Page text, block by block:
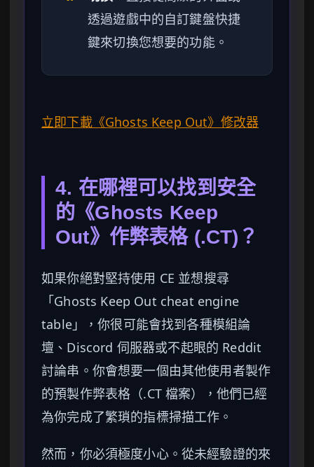
透過遊戲中的自訂鍵盤快捷
鍵來切換您想要的功能。
立即下載《Ghosts Keep Out》修改器
4. 在哪裡可以找到安全
的《Ghosts Keep
Out》作弊表格 (.CT)？
如果你絕對堅持使用 CE 並想搜尋
「Ghosts Keep Out cheat engine
table」，你很可能會找到各種模組論
壇、Discord 伺服器或不起眼的 Reddit
討論串。你會想要一個由其他使用者製作
的預製作弊表格（.CT 檔案），他們已經
為你完成了繁瑣的指標掃描工作。
然而，你必須極度小心。從未經驗證的來